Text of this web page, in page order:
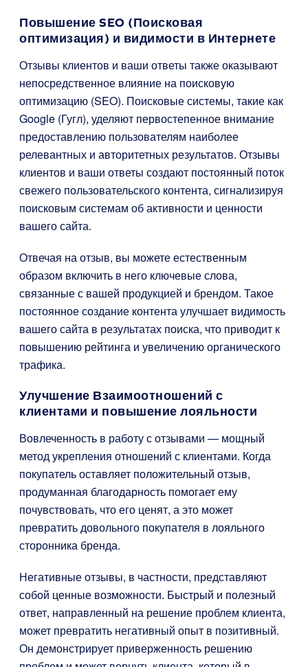
Повышение SEO (Поисковая
оптимизация) и видимости в Интернете
Отзывы клиентов и ваши ответы также оказывают
непосредственное влияние на поисковую
оптимизацию (SEO). Поисковые системы, такие как
Google (Гугл), уделяют первостепенное внимание
предоставлению пользователям наиболее
релевантных и авторитетных результатов. Отзывы
клиентов и ваши ответы создают постоянный поток
свежего пользовательского контента, сигнализируя
поисковым системам об активности и ценности
вашего сайта.
Отвечая на отзыв, вы можете естественным
образом включить в него ключевые слова,
связанные с вашей продукцией и брендом. Такое
постоянное создание контента улучшает видимость
вашего сайта в результатах поиска, что приводит к
повышению рейтинга и увеличению органического
трафика.
Улучшение Взаимоотношений с
клиентами и повышение лояльности
Вовлеченность в работу с отзывами — мощный
метод укрепления отношений с клиентами. Когда
покупатель оставляет положительный отзыв,
продуманная благодарность помогает ему
почувствовать, что его ценят, а это может
превратить довольного покупателя в лояльного
сторонника бренда.
Негативные отзывы, в частности, представляют
собой ценные возможности. Быстрый и полезный
ответ, направленный на решение проблем клиента,
может превратить негативный опыт в позитивный.
Он демонстрирует приверженность решению